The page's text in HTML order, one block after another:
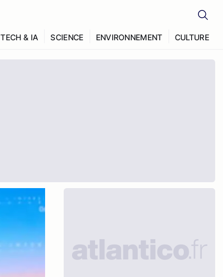
TECH & IA SCIENCE ENVIRONNEMENT CULTURE